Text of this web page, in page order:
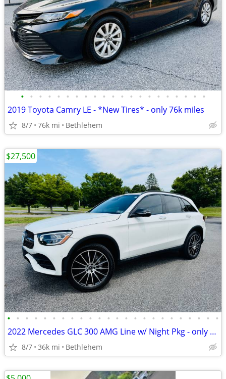
• • • • • • • • • • • • • • • • • • • • •
2019 Toyota Camry LE - *New Tires* - only 76k miles
8/7 76k mi Bethlehem
• • • • • • • • • • • • • • • • • • • • • • • •
2022 Mercedes GLC 300 AMG Line w/ Night Pkg - only 35k miles *CLEAN*
8/7 36k mi Bethlehem
$27,500